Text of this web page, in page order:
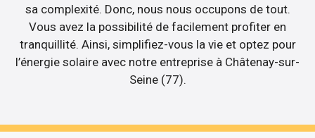
sa complexité. Donc, nous nous occupons de tout.
Vous avez la possibilité de facilement profiter en
tranquillité. Ainsi, simplifiez-vous la vie et optez pour
l’énergie solaire avec notre entreprise à Châtenay-sur-
Seine (77).